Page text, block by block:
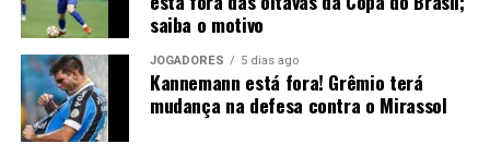
saiba o motivo
JOGADORES 5 dias ago
Kannemann está fora! Grêmio terá
mudança na defesa contra o Mirassol